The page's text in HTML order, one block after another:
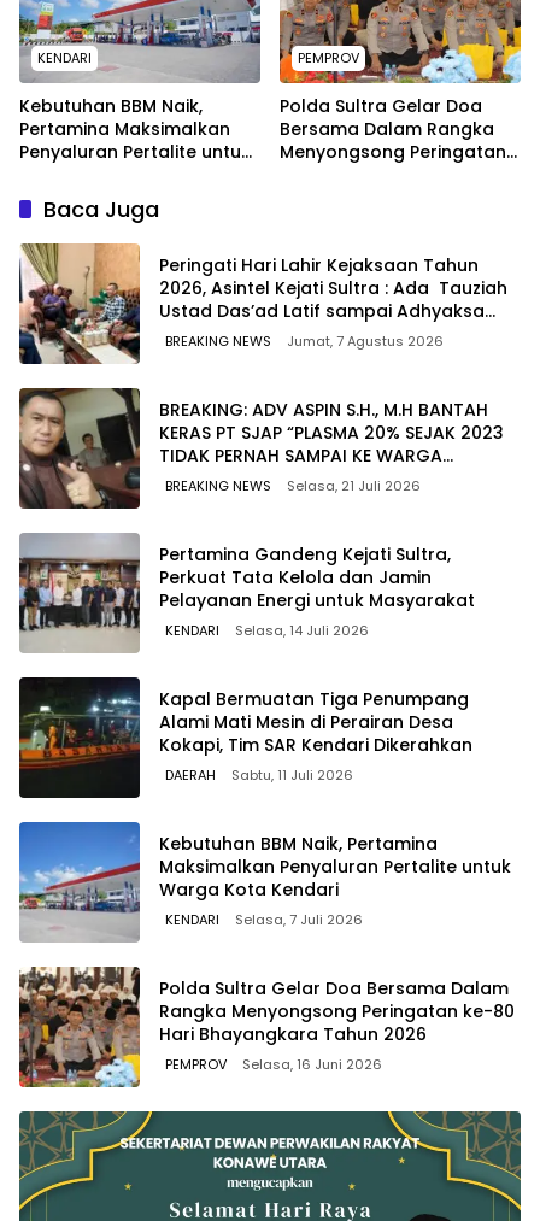
KENDARI
Kebutuhan BBM Naik,
Pertamina Maksimalkan
Penyaluran Pertalite untuk
PEMPROV
Polda Sultra Gelar Doa
Bersama Dalam Rangka
Menyongsong Peringatan
Baca Juga
Peringati Hari Lahir Kejaksaan Tahun
2026, Asintel Kejati Sultra : Ada Tauziah
Ustad Das’ad Latif sampai Adhyaksa
Run
BREAKING NEWS Jumat, 7 Agustus 2026
BREAKING: ADV ASPIN S.H., M.H BANTAH
KERAS PT SJAP “PLASMA 20% SEJAK 2023
TIDAK PERNAH SAMPAI KE WARGA
WAWOONE!
BREAKING NEWS Selasa, 21 Juli 2026
Pertamina Gandeng Kejati Sultra,
Perkuat Tata Kelola dan Jamin
Pelayanan Energi untuk Masyarakat
KENDARI Selasa, 14 Juli 2026
Kapal Bermuatan Tiga Penumpang
Alami Mati Mesin di Perairan Desa
Kokapi, Tim SAR Kendari Dikerahkan
DAERAH Sabtu, 11 Juli 2026
Kebutuhan BBM Naik, Pertamina
Maksimalkan Penyaluran Pertalite untuk
Warga Kota Kendari
KENDARI Selasa, 7 Juli 2026
Polda Sultra Gelar Doa Bersama Dalam
Rangka Menyongsong Peringatan ke-80
Hari Bhayangkara Tahun 2026
PEMPROV Selasa, 16 Juni 2026